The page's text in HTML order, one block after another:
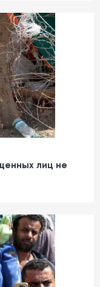
лиц не